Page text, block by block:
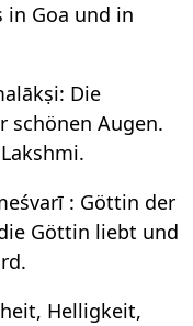
in Goa und in
Die
schönen Augen.
: Göttin der
Göttin liebt und
Helligkeit,